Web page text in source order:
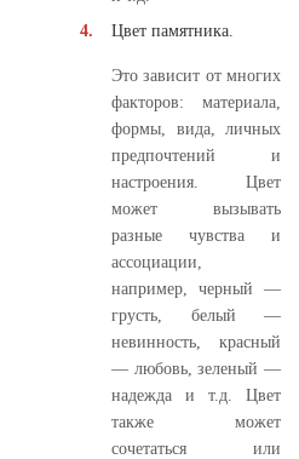
Цвет памятника.
Это зависит от многих
факторов: материала,
формы, вида, личных
предпочтений и
настроения. Цвет
может вызывать
разные чувства и
ассоциации,
например, черный —
грусть, белый —
невинность, красный
— любовь, зеленый —
надежда и т.д. Цвет
также может
сочетаться или